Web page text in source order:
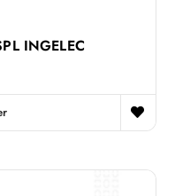
INGELEC